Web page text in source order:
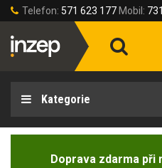
Telefon: 571 623 177 Mobil:
Kategorie
Doprava zdarma při